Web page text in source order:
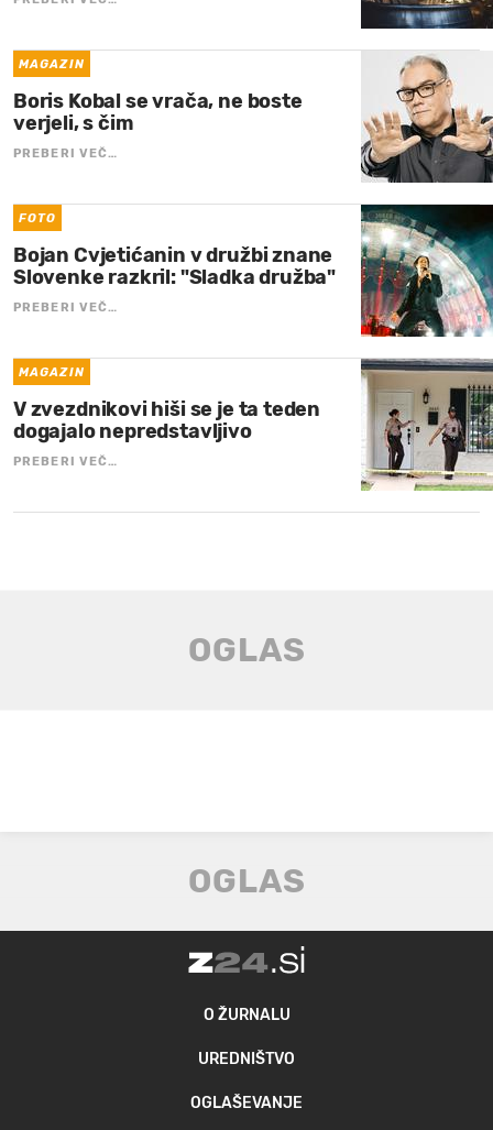
MAGAZIN
Boris Kobal se vrača, ne boste
verjeli, s čim
PREBERI VEČ…
FOTO
Bojan Cvjetićanin v družbi znane
Slovenke razkril: "Sladka družba"
PREBERI VEČ…
MAGAZIN
V zvezdnikovi hiši se je ta teden
dogajalo nepredstavljivo
PREBERI VEČ…
O ŽURNALU
UREDNIŠTVO
OGLAŠEVANJE